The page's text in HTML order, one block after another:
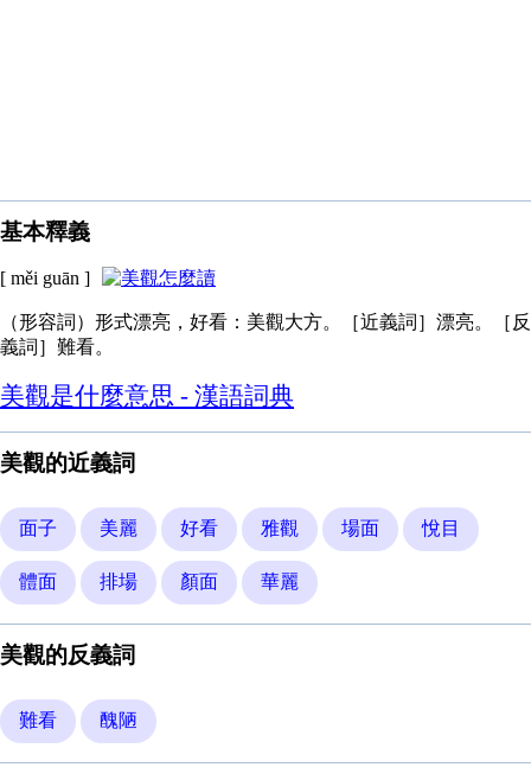
基本釋義
[ měi guān ]
（形容詞）形式漂亮，好看：美觀大方。［近義詞］漂亮。［反
義詞］難看。
美觀是什麼意思 - 漢語詞典
美觀的近義詞
面子 美麗 好看 雅觀 場面 悅目
體面 排場 顏面 華麗
美觀的反義詞
難看 醜陋